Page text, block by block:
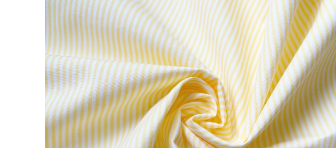
mille et une fleurs
€16.60